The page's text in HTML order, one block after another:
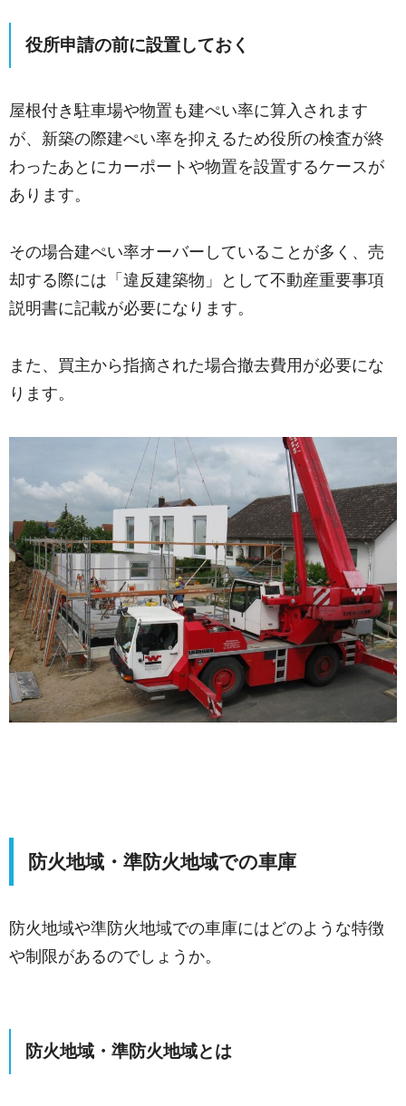
役所申請の前に設置しておく
屋根付き駐車場や物置も建ぺい率に算入されます
が、新築の際建ぺい率を抑えるため役所の検査が終
わったあとにカーポートや物置を設置するケースが
あります。
その場合建ぺい率オーバーしていることが多く、売
却する際には「違反建築物」として不動産重要事項
説明書に記載が必要になります。
また、買主から指摘された場合撤去費用が必要にな
ります。
防火地域・準防火地域での車庫
防火地域や準防火地域での車庫にはどのような特徴
や制限があるのでしょうか。
防火地域・準防火地域とは